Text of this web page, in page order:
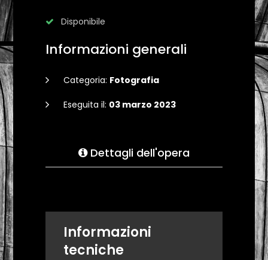
Disponibile
Informazioni generali
Categoria: Fotografia
Eseguita il: 03 marzo 2023
Dettagli dell'opera
Informazioni
tecniche